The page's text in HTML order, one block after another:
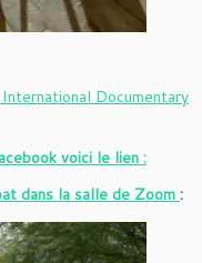
International Documentary
voici le lien :
dans la salle de Zoom :